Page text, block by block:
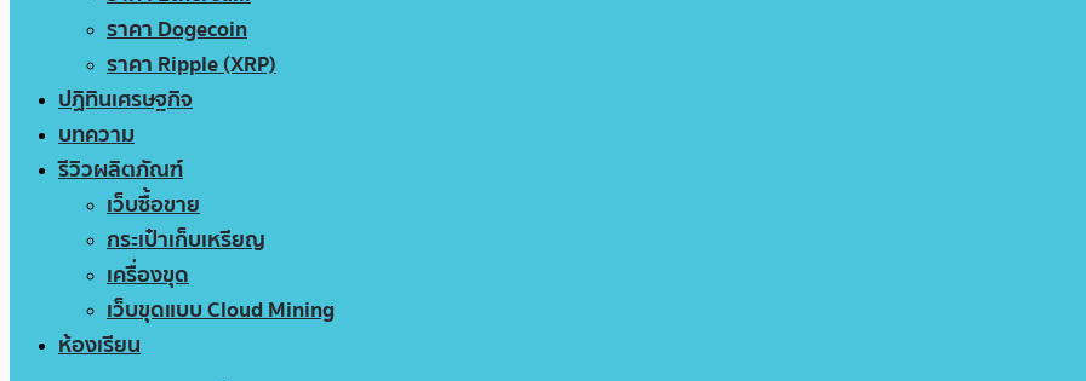
ราคา Dogecoin
ราคา Ripple (XRP)
ปฏิทินเศรษฐกิจ
บทความ
รีวิวผลิตภัณฑ์
เว็บซื้อขาย
กระเป๋าเก็บเหรียญ
เครื่องขุด
เว็บขุดแบบ Cloud Mining
ห้องเรียน